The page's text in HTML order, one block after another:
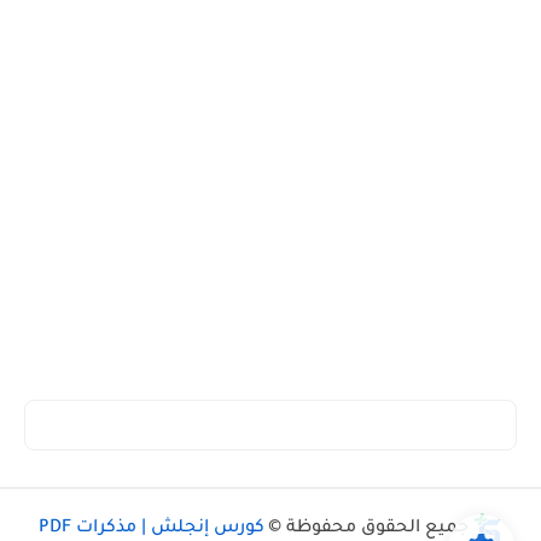
جميع الحقوق محفوظة © كورس إنجلش | مذكرات PDF